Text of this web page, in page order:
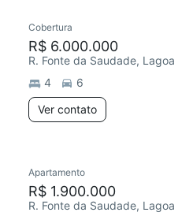
Cobertura
R$ 6.000.000
R. Fonte da Saudade, Lagoa
4
6
Ver contato
Redecorar
Apartamento
R$ 1.900.000
R. Fonte da Saudade, Lagoa